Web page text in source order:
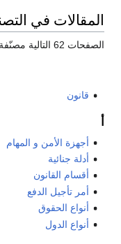
المقالات في
الصفحات 62 التالية مصنّفة بهذا التصنيف، من إجمالي 62.
قانون
أجهزة الأمن و المهام
أدلة جنائية
أقسام القانون
أمر تأجيل الدفع
أنواع الحقوق
أنواع الدول